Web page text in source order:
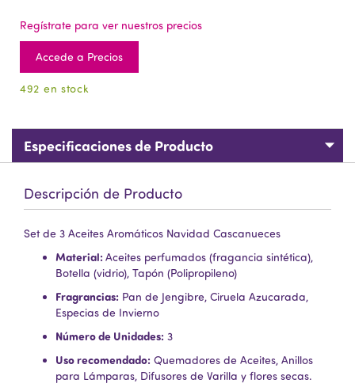
Regístrate para ver nuestros precios
Accede a Precios
492 en stock
Especificaciones de Producto
Descripción de Producto
Set de 3 Aceites Aromáticos Navidad Cascanueces
Material: Aceites perfumados (fragancia sintética),
Botella (vidrio), Tapón (Polipropileno)
Fragrancias: Pan de Jengibre, Ciruela Azucarada,
Especias de Invierno
Número de Unidades: 3
Uso recomendado: Quemadores de Aceites, Anillos
para Lámparas, Difusores de Varilla y flores secas.